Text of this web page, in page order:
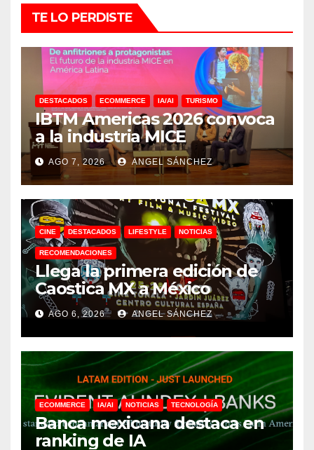
TE LO PERDISTE
DESTACADOS ECOMMERCE IA/AI TURISMO
IBTM Americas 2026 convoca
a la industria MICE
AGO 7, 2026 ANGEL SÁNCHEZ
CINE DESTACADOS LIFESTYLE NOTICIAS
RECOMENDACIONES
Llega la primera edición de
Caostica MX a México
AGO 6, 2026 ANGEL SÁNCHEZ
ECOMMERCE IA/AI NOTICIAS TECNOLOGÍA
Banca mexicana destaca en
ranking de IA